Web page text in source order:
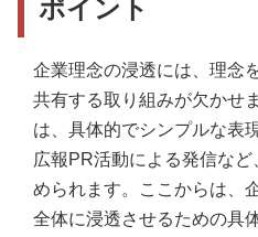
ポイント
企業理念の浸透には、理念
共有する取り組みが欠かせ
は、具体的でシンプルな表
広報PR活動による発信な
められます。ここからは、
全体に浸透させるための具